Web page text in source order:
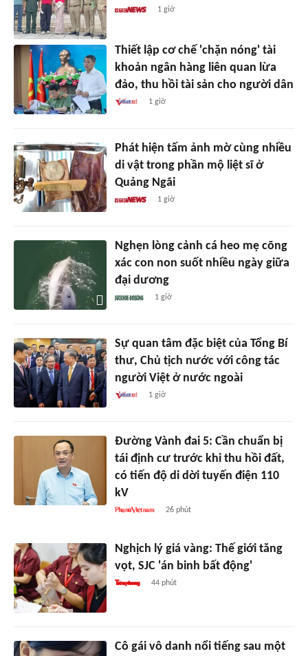
1 giờ
Thiết lập cơ chế 'chặn nóng' tài
khoản ngân hàng liên quan lừa
đảo, thu hồi tài sản cho người dân
1 giờ
Phát hiện tấm ảnh mờ cùng nhiều
di vật trong phần mộ liệt sĩ ở
Quảng Ngãi
1 giờ
Nghẹn lòng cảnh cá heo mẹ cõng
xác con non suốt nhiều ngày giữa
đại dương
1 giờ
Sự quan tâm đặc biệt của Tổng Bí
thư, Chủ tịch nước với công tác
người Việt ở nước ngoài
1 giờ
Đường Vành đai 5: Cần chuẩn bị
tái định cư trước khi thu hồi đất,
có tiến độ di dời tuyến điện 110
kV
26 phút
Nghịch lý giá vàng: Thế giới tăng
vọt, SJC 'án binh bất động'
44 phút
Cô gái vô danh nổi tiếng sau một